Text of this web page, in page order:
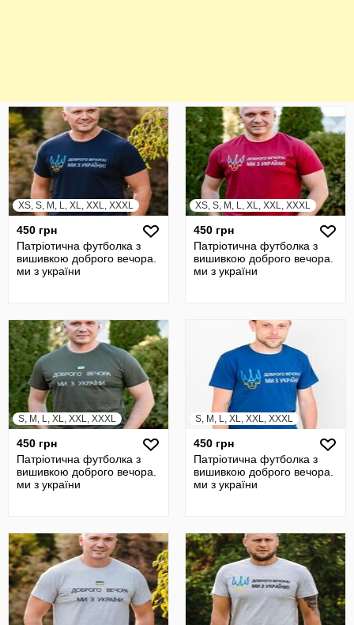
XS, S, M, L, XL, XXL, XXXL
450 грн
Патріотична футболка з
вишивкою доброго вечора.
ми з україни
XS, S, M, L, XL, XXL, XXXL
450 грн
Патріотична футболка з
вишивкою доброго вечора.
ми з україни
S, M, L, XL, XXL, XXXL
450 грн
Патріотична футболка з
вишивкою доброго вечора.
ми з україни
S, M, L, XL, XXL, XXXL
450 грн
Патріотична футболка з
вишивкою доброго вечора.
ми з україни